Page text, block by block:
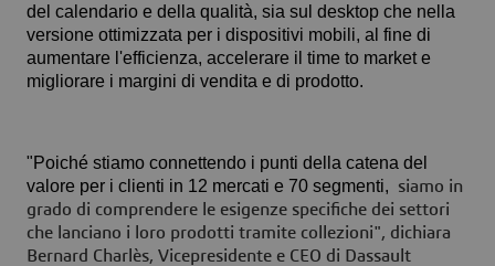
del calendario e della qualità, sia sul desktop che nella
versione ottimizzata per i dispositivi mobili, al fine di
aumentare l'efficienza, accelerare il time to market e
migliorare i margini di vendita e di prodotto.
"Poiché stiamo connettendo i punti della catena del
valore per i clienti in 12 mercati e 70 segmenti, siamo in
grado di comprendere le esigenze specifiche dei settori
che lanciano i loro prodotti tramite collezioni", dichiara
Bernard Charlès, Vicepresidente e CEO di Dassault